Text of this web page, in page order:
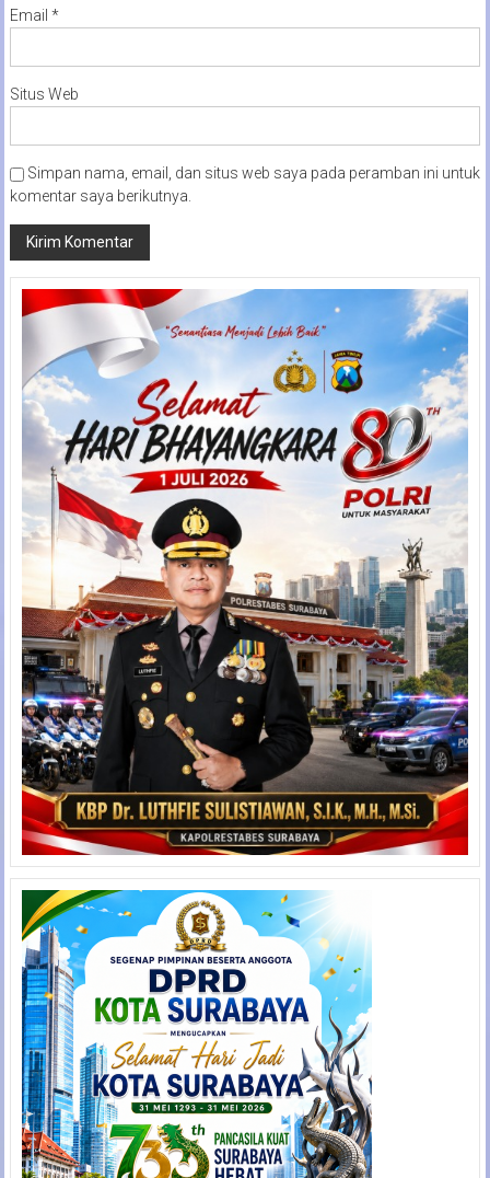
Email *
Situs Web
Simpan nama, email, dan situs web saya pada peramban ini untuk
komentar saya berikutnya.